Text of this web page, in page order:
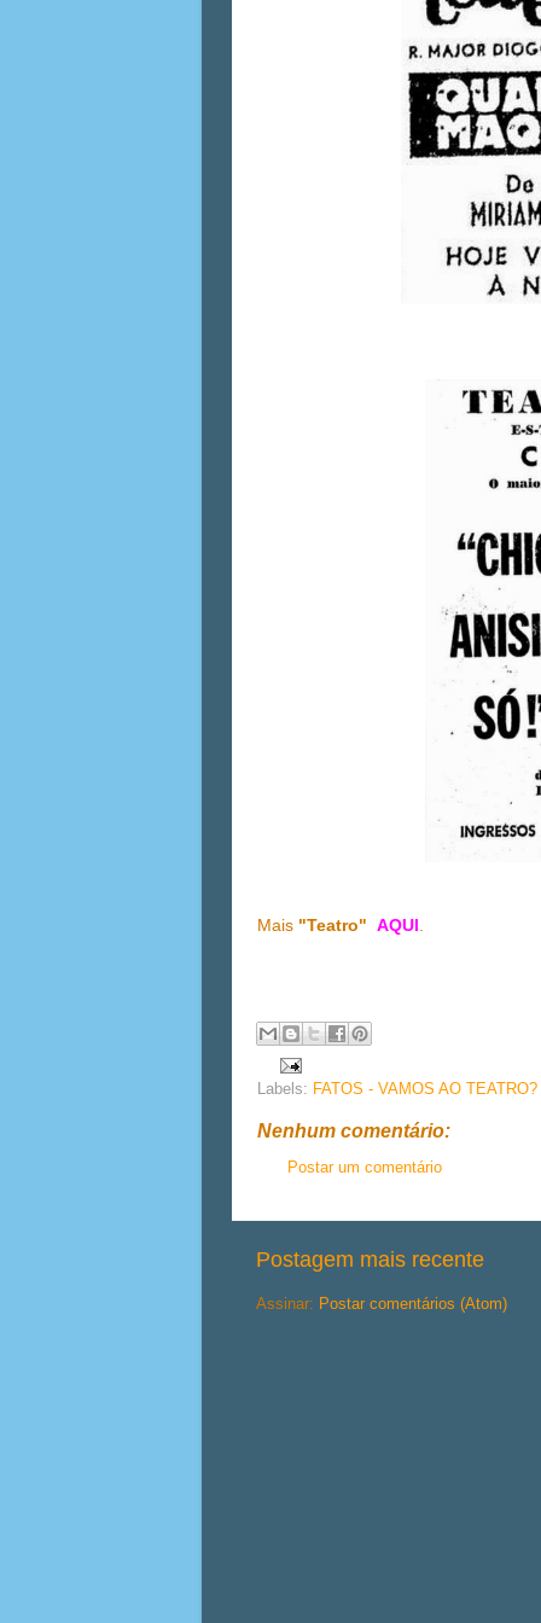
Mais "Teatro" AQUI.
Labels: FATOS - VAMOS AO TEATRO?
Nenhum comentário:
Postar um comentário
Postagem mais recente
Assinar: Postar comentários (Atom)